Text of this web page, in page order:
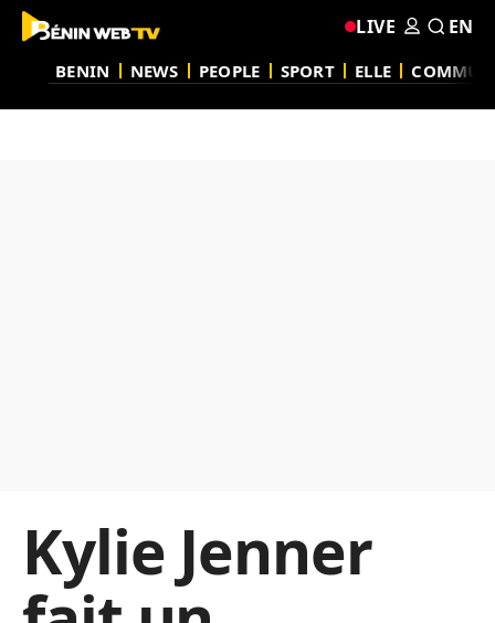
BENIN NEWS PEOPLE SPORT ELLE
LIVE EN
Kylie Jenner